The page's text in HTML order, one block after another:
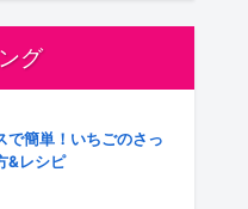
グ
で簡単！いちごのさっ
&レシピ